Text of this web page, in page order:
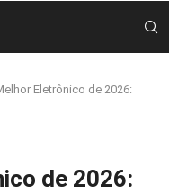
Eletrônico de 2026:
de 2026: